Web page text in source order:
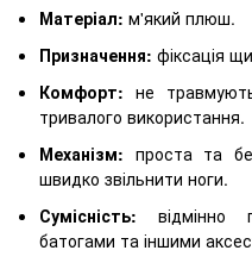
Матеріал: м'який плюш.
Призначення: фіксація
Комфорт: не
тривалого використання.
Механізм: проста та
швидко звільнити ноги.
Сумісність: відмінно
батогами та іншими